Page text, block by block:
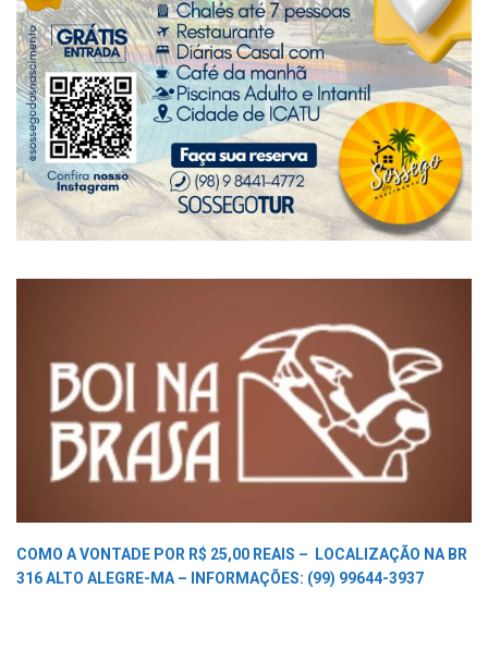
COMO A VONTADE POR R$ 25,00 REAIS – LOCALIZAÇÃO NA BR
316 ALTO ALEGRE-MA – INFORMAÇÕES: (99) 99644-3937